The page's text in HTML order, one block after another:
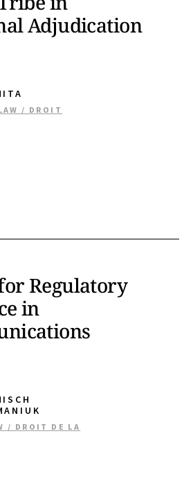
Adjudication
/ DROIT
Regulatory
in
/ DROIT DE LA